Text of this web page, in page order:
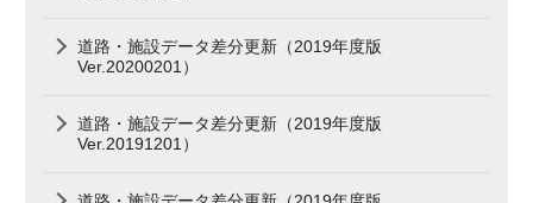
道路・施設データ差分更新（2019年度版
Ver.20200201）
道路・施設データ差分更新（2019年度版
Ver.20191201）